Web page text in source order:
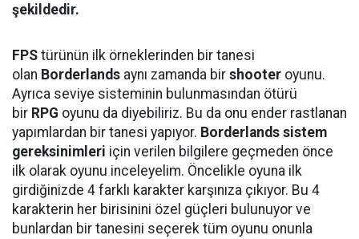
şekildedir.
FPS türünün ilk örneklerinden bir tanesi
olan Borderlands aynı zamanda bir shooter oyunu.
Ayrıca seviye sisteminin bulunmasından ötürü
bir RPG oyunu da diyebiliriz. Bu da onu ender rastlanan
yapımlardan bir tanesi yapıyor. Borderlands sistem
gereksinimleri için verilen bilgilere geçmeden önce
ilk olarak oyunu inceleyelim. Öncelikle oyuna ilk
girdiğinizde 4 farklı karakter karşınıza çıkıyor. Bu 4
karakterin her birisinini özel güçleri bulunuyor ve
bunlardan bir tanesini seçerek tüm oyunu onunla